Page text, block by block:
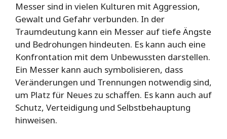
Messer sind in vielen Kulturen mit Aggression,
Gewalt und Gefahr verbunden. In der
Traumdeutung kann ein Messer auf tiefe Ängste
und Bedrohungen hindeuten. Es kann auch eine
Konfrontation mit dem Unbewussten darstellen.
Ein Messer kann auch symbolisieren, dass
Veränderungen und Trennungen notwendig sind,
um Platz für Neues zu schaffen. Es kann auch auf
Schutz, Verteidigung und Selbstbehauptung
hinweisen.